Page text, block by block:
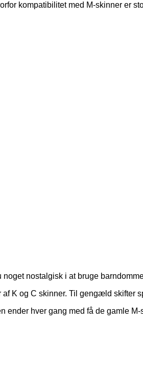
kompatibilitet med M-skinner er
nostalgisk i at bruge
K og C skinner. Til gengæld skifter
ender hver gang med få de gamle